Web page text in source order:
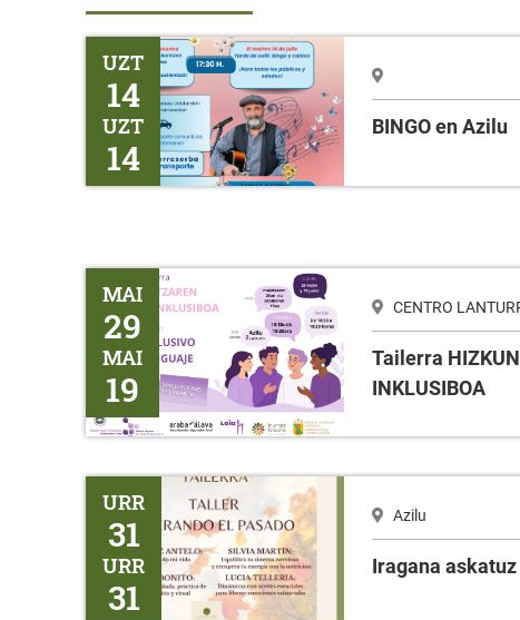
BINGO en Azilu
UZT
14
UZT
14
BINGO en Azilu
Tailerra HIZKUNTZAREN ERABILERA INKLUSIBOA
MAI
29
MAI
19
CENTRO
Tailerra
INKLUSIBOA
Iragana askatuz
URR
31
URR
31
Azilu
Iragana askatuz